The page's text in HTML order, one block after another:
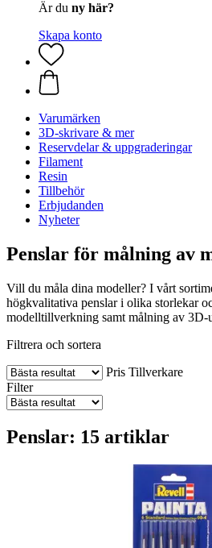
Är du ny här?
Skapa konto
Varumärken
3D-skrivare & mer
Reservdelar & uppgraderingar
Filament
Resin
Tillbehör
Erbjudanden
Nyheter
Penslar för målning av
Vill du måla dina modeller? I vårt
högkvalitativa penslar i olika storlekar
modelltillverkning samt målning av 3D-
Filtrera och sortera
Pris Tillverkare
Filter
Penslar: 15 artiklar